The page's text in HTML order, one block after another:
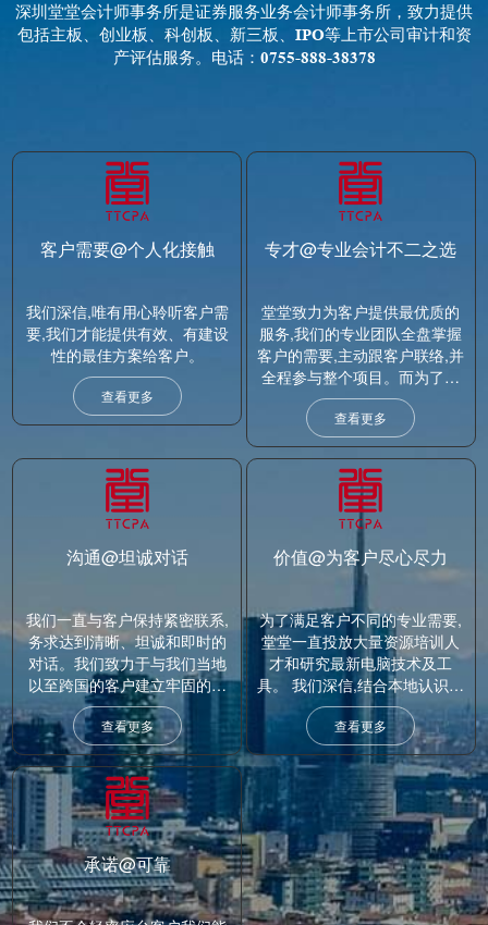
深圳堂堂会计师事务所是证券服务业务会计师事务所，致力提供
包括主板、创业板、科创板、新三板、IPO等上市公司审计和资
产评估服务。电话：0755-888-38378
客户需要@个人化接触
我们深信,唯有用心聆听客户需
要,我们才能提供有效、有建设
性的最佳方案给客户。
查看更多
专才@专业会计不二之选
堂堂致力为客户提供最优质的
服务,我们的专业团队全盘掌握
客户的需要,主动跟客户联络,并
全程参与整个项目。而为了回
馈客户一直对我们的信任,我们
会秉承一贯作风,全力支持各专
才对坚守专业操守及专业准则
的最高水平的追求。
查看更多
沟通@坦诚对话
我们一直与客户保持紧密联系,
务求达到清晰、坦诚和即时的
对话。我们致力于与我们当地
以至跨国的客户建立牢固的合
作关系,并坦诚提出我们专业建
议。
查看更多
价值@为客户尽心尽力
为了满足客户不同的专业需要,
堂堂一直投放大量资源培训人
才和研究最新电脑技术及工
具。 我们深信,结合本地认识及
国际视野,我们定能为客户于全
球提供一致的高水平专业服
务。
查看更多
承诺@可靠